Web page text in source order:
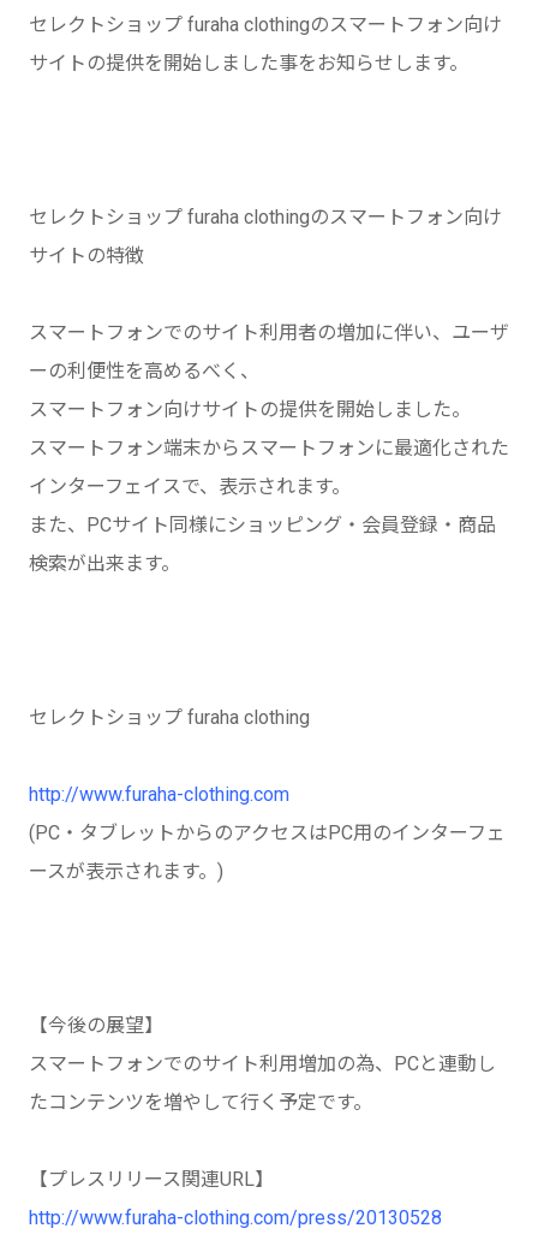
セレクトショップ furaha clothingのスマートフォン向け
サイトの提供を開始しました事をお知らせします。
セレクトショップ furaha clothingのスマートフォン向け
サイトの特徴
スマートフォンでのサイト利用者の増加に伴い、ユーザ
ーの利便性を高めるべく、
スマートフォン向けサイトの提供を開始しました。
スマートフォン端末からスマートフォンに最適化された
インターフェイスで、表示されます。
また、PCサイト同様にショッピング・会員登録・商品
検索が出来ます。
セレクトショップ furaha clothing
http://www.furaha-clothing.com
(PC・タブレットからのアクセスはPC用のインターフェ
ースが表示されます。)
【今後の展望】
スマートフォンでのサイト利用増加の為、PCと連動し
たコンテンツを増やして行く予定です。
【プレスリリース関連URL】
http://www.furaha-clothing.com/press/20130528